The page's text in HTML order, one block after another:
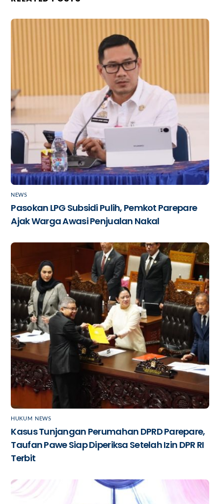
NEWS
Pasokan LPG Subsidi Pulih, Pemkot Parepare
Ajak Warga Awasi Penjualan Nakal
HUKUM NEWS
Kasus Tunjangan Perumahan DPRD Parepare,
Taufan Pawe Siap Diperiksa Setelah Izin DPR RI
Terbit